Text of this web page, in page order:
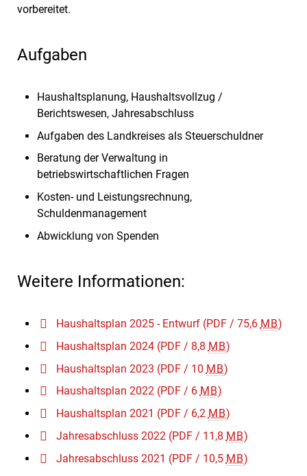
vorbereitet.
Aufgaben
Haushaltsplanung, Haushaltsvollzug /
Berichtswesen, Jahresabschluss
Aufgaben des Landkreises als Steuerschuldner
Beratung der Verwaltung in
betriebswirtschaftlichen Fragen
Kosten- und Leistungsrechnung,
Schuldenmanagement
Abwicklung von Spenden
Weitere Informationen:
Haushaltsplan 2025 - Entwurf(PDF / 75,6 MB)
Haushaltsplan 2024(PDF / 8,8 MB)
Haushaltsplan 2023 (PDF / 10 MB)
Haushaltsplan 2022(PDF / 6 MB)
Haushaltsplan 2021 (PDF / 6,2 MB)
Jahresabschluss 2022 (PDF / 11,8 MB)
Jahresabschluss 2021 (PDF / 10,5 MB)